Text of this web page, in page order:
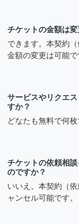
チケットの金額は
できます。本契約
金額の変更は可能で
サービスやリクエ
すか？
どなたも無料で何
チケットの依頼相
のですか？
いいえ。本契約（
ャンセル可能です。